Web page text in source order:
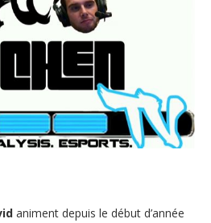
animent depuis le début d’année